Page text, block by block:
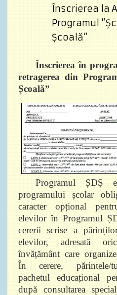
Înscrierea la
Programul
Școală”
Înscrierea în
retragerea din
Școală”
Programul ȘDȘ
programului școlar
caracter opțional
elevilor în Programul
cererii scrise a
elevilor, adresată
învățământ care
În cerere, părintele/
pachetul educațional
după consultarea